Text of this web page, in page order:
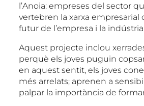
l’Anoia: empreses del sector
vertebren la xarxa
futur de l’empresa i la indústria
Aquest projecte inclou
perquè els joves puguin
en aquest sentit, els joves
més arrelats; aprenen a
palpar la importància de